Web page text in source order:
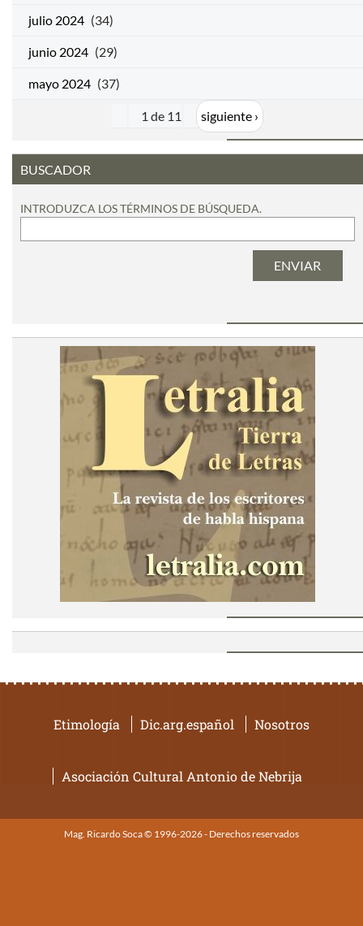
julio 2024 (34)
junio 2024 (29)
mayo 2024 (37)
1 de 11 siguiente ›
BUSCADOR
INTRODUZCA LOS TÉRMINOS DE BÚSQUEDA.
Etimología Dic.arg.español Nosotros
Asociación Cultural Antonio de Nebrija
Mag. Ricardo Soca © 1996-2026 - Derechos reservados